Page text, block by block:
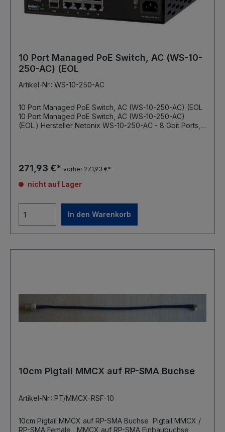
10 Port Managed PoE Switch, AC (WS-10-
250-AC) (EOL
Artikel-Nr.: WS-10-250-AC
10 Port Managed PoE Switch, AC (WS-10-250-AC) (EOL
10 Port Managed PoE Switch, AC (WS-10-250-AC)
(EOL.) Hersteller Netonix WS-10-250-AC - 8 Gbit Ports,
Airfiber) Port 1-8: 24V oder 48V, 4 Adern, 0,75A (z.B. für
MikroTik oder UBNT) integriertes 250W Netzteil
Eingangsspannung 110/220V AC Leistungssensor für
271,93 €* vorher 271,93 €*
nicht auf Lager
In den Warenkorb
10cm Pigtail MMCX auf RP-SMA Buchse
Artikel-Nr.: PT/MMCX-RSF-10
10cm Pigtail MMCX auf RP-SMA Buchse Pigtail MMCX /
RP-SMA Female MMCX auf RP-SMA Einbaubuchse